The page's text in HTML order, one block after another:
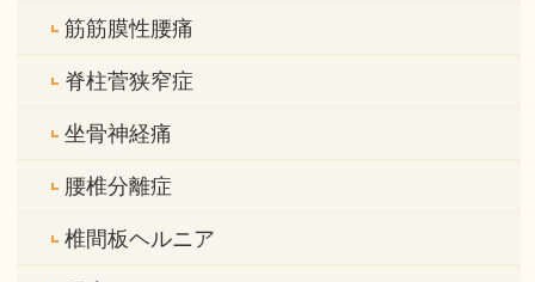
筋筋膜性腰痛
脊柱菅狭窄症
坐骨神経痛
腰椎分離症
椎間板ヘルニア